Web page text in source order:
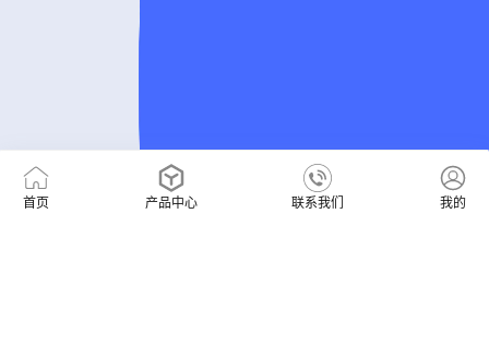
首页 产品中心 联系我们 我的